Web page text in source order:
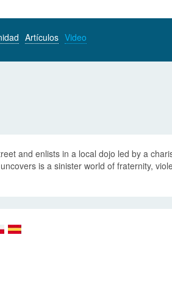
Artículos Video
and enlists in a local dojo led by a
is a sinister world of fraternity,